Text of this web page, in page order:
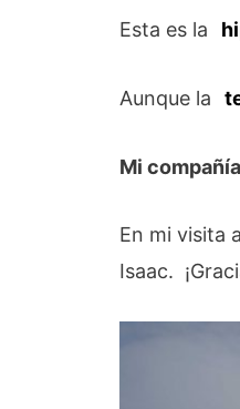
Esta es la
Aunque la
Mi compañía
En mi visita
Isaac.